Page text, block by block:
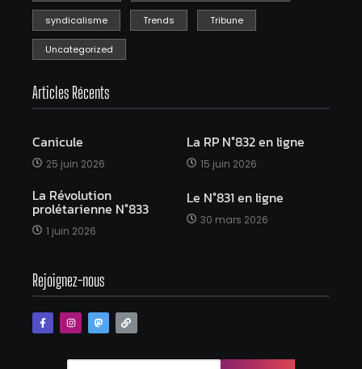
syndicalisme Trends Tribune
Uncategorized
Articles Récents
Canicule
25 juin 2026
La RP N°832 en ligne
15 juin 2026
La Révolution
prolétarienne N°833
1 juin 2026
Le N°831 en ligne
30 mars 2026
Rejoignez-nous